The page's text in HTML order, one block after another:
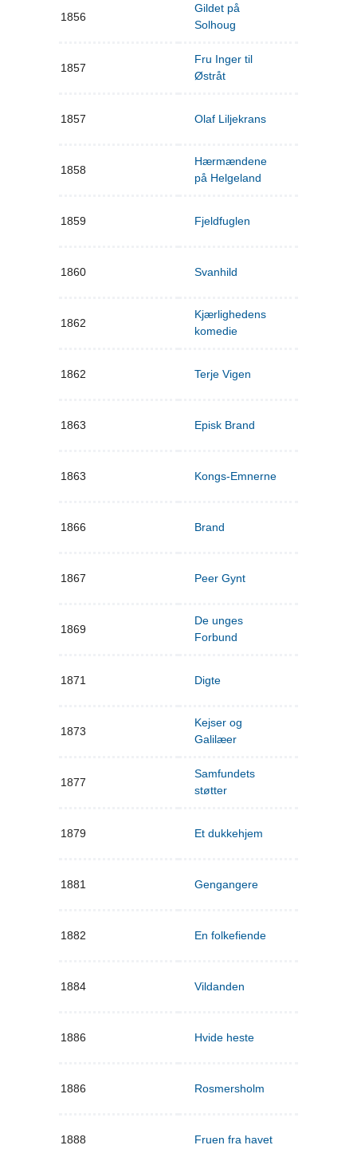
1856
Gildet på
Solhoug
1857
Fru Inger til
Østråt
1857 Olaf Liljekrans
1858
Hærmændene
på Helgeland
1859 Fjeldfuglen
1860 Svanhild
1862
Kjærlighedens
komedie
1862 Terje Vigen
1863 Episk Brand
1863 Kongs-Emnerne
1866 Brand
1867 Peer Gynt
1869
De unges
Forbund
1871 Digte
1873
Kejser og
Galilæer
1877
Samfundets
støtter
1879 Et dukkehjem
1881 Gengangere
1882 En folkefiende
1884 Vildanden
1886 Hvide heste
1886 Rosmersholm
1888 Fruen fra havet